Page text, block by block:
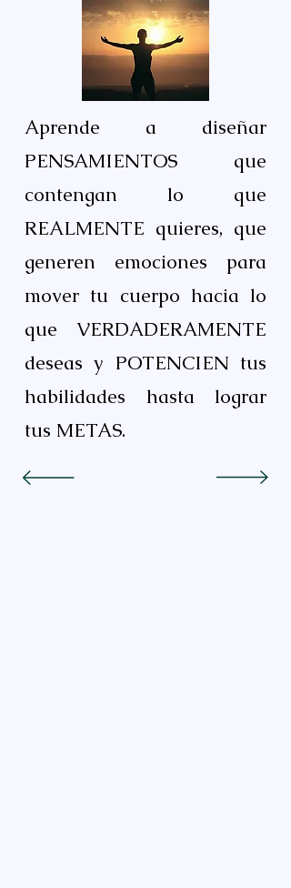
Aprende a diseñar
PENSAMIENTOS que
contengan lo que
REALMENTE quieres, que
generen emociones para
mover tu cuerpo hacia lo
que VERDADERAMENTE
deseas y POTENCIEN tus
habilidades hasta lograr
tus METAS.